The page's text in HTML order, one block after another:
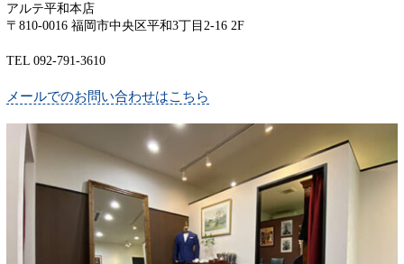
アルテ平和本店
〒810-0016 福岡市中央区平和3丁目2-16 2F
TEL 092-791-3610
メールでのお問い合わせはこちら